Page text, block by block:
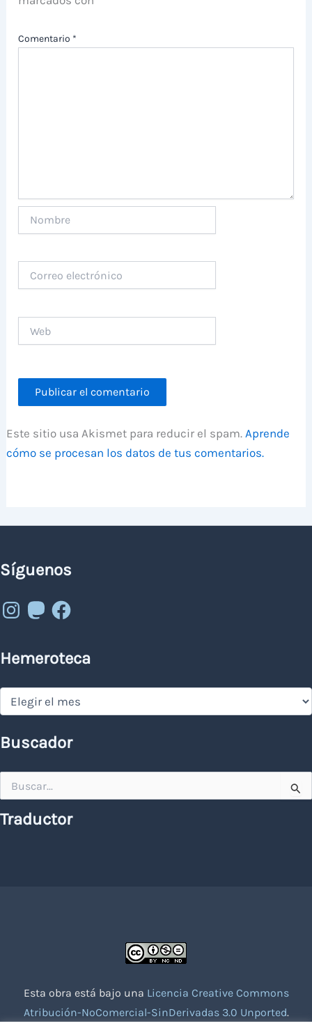
Comentario *
electrónico
Este sitio usa Akismet para reducir el spam.Aprende
cómo se procesan los datos de tus comentarios.
Síguenos
Instagram
MastodonFacebook
Hemeroteca
Hemeroteca
Buscador
por:
Traductor
Esta obra está bajo una Licencia Creative Commons
Atribución-NoComercial-SinDerivadas 3.0 Unported.